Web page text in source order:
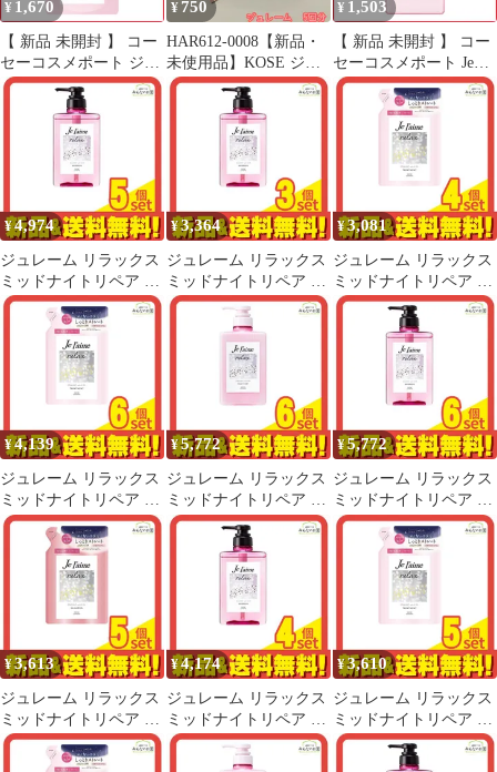
¥ 1,670
【 新品 未開封 】 コー
セーコスメポート ジュ
レーム リラックス ミッ
ドナイトリペア ヘアト
リートメント 詰替 (ス
トレート＆リッチ)
680ml 未使用 送料無料
¥ 750
HAR612-0008【新品・
未使用品】KOSE ジュ
レーム リラックス ミッ
ドナイトリペア シャン
プー＆トリートメント
（ストレート&グロ
ス）5回分セット つや
つやストレート コーセ
ー ダメージ補修 うねり
コントロール うるおい
リペア 夜美容 トライア
ル
¥ 1,503
【 新品 未開封 】 コー
セーコスメポート Je
l’aime(ジュレーム)リラ
ックス ミッドナイトリ
ペア ヘアトリートメン
ト(ストレート＆リッ
チ)480mL 未使用 送料
¥4,974
ジュレーム リラックス
ミッドナイトリペア シ
ャンプー SR ストレー
ト&リッチ 本体ポンプ
480mL 5個セット まと
¥3,364
ジュレーム リラックス
ミッドナイトリペア シ
ャンプー SR ストレー
ト&リッチ 本体ポンプ
480mL 3個セット まと
¥3,081
ジュレーム リラックス
ミッドナイトリペア ト
リートメント SR スト
レート&リッチ 詰め替
え用 340mL 4個セット
まとめ売り
¥4,139
ジュレーム リラックス
ミッドナイトリペア ト
リートメント SR スト
レート&リッチ 詰め替
え用 340mL 6個セット
まとめ売り
¥5,772
ジュレーム リラックス
ミッドナイトリペア ト
リートメント SR スト
レート&リッチ 本体ポ
ンプ 480mL 6個セット
まとめ売り
¥5,772
ジュレーム リラックス
ミッドナイトリペア シ
ャンプー SR ストレー
ト&リッチ 本体ポンプ
480mL 6個セット まと
¥3,613
ジュレーム リラックス
ミッドナイトリペア シ
ャンプー SR ストレー
ト&リッチ 詰め替え用
¥4,174
ジュレーム リラックス
ミッドナイトリペア シ
ャンプー SR ストレー
ト&リッチ 本体ポンプ
¥3,610
ジュレーム リラックス
ミッドナイトリペア ト
リートメント SR スト
レート&リッチ 詰め替